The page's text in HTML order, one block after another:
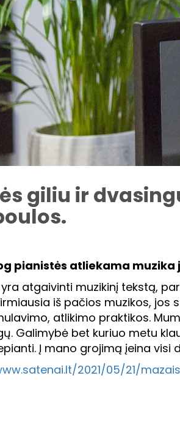
giliu ir
pianistės atliekama
atgaivinti muzikinį tekstą,
iš pačios muzikos,
atlikimo praktikos.
Galimybė bet kuriuo metu
Į mano grojimą įeina visi
2021/05/21/